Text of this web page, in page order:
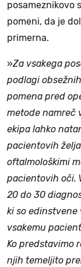
posameznikovo
pomeni, da je
primerna.
»Za vsakega
podlagi
pomena pred
metode namreč
ekipa lahko
pacientovih
oftalmološkimi
pacientovih oči.
20 do 30
ki so edinstvene
vsakemu
Ko predstavimo
njih temeljito